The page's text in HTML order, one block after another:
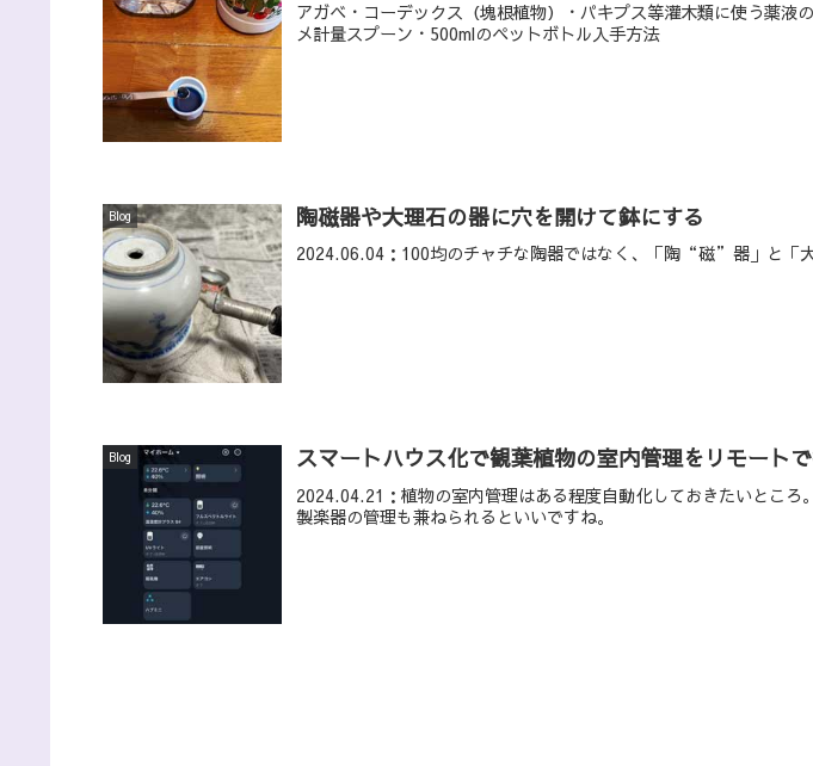
アガベ・コーデックス（塊根植物）・パキプス等灌木類に使う薬液
メ計量スプーン・500mlのペットボトル入手方法
Blog 陶磁器や大理石の器に穴を開けて鉢にする
2024.06.04：100均のチャチな陶器ではなく、「陶“磁”器」と「大
Blog スマートハウス化で観葉植物の室内管理をリモート
2024.04.21：植物の室内管理はある程度自動化しておきたいところ
製楽器の管理も兼ねられるといいですね。